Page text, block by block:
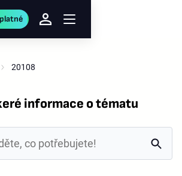
20108
informace o tématu